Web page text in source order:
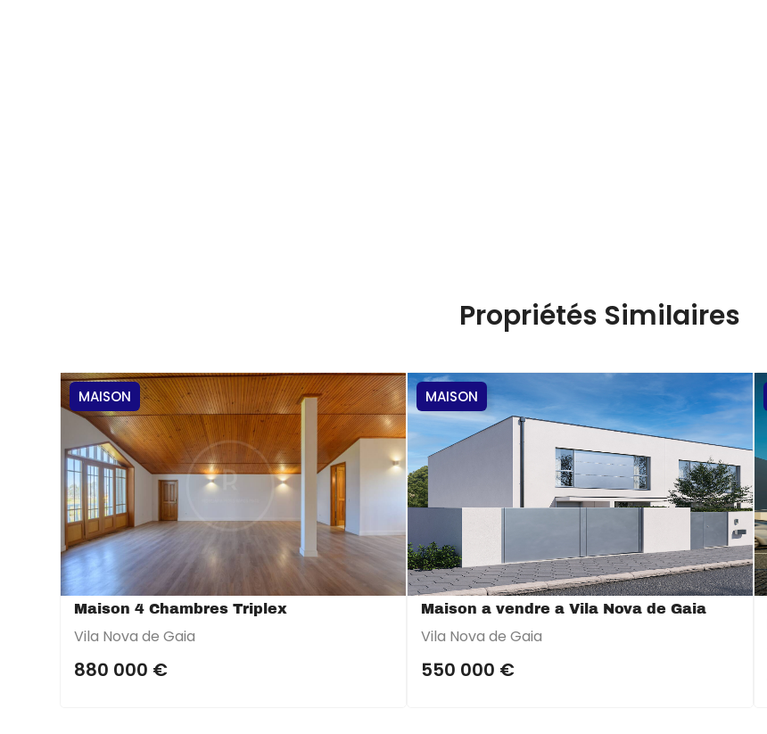
Propriétés Similaires
MAISON
Maison 4 Chambres Triplex
Vila Nova de Gaia
880 000 €
MAISON
Maison a vendre a Vila Nova de Gaia
Vila Nova de Gaia
550 000 €